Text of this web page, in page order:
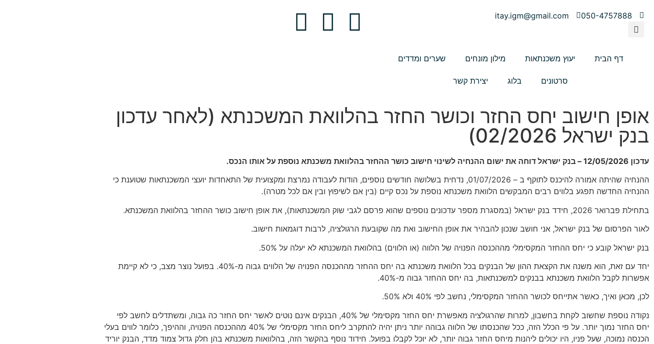
050-4757888
itay.igm@gmail.com
דף הבית יעוץ משכנתאות מילון מונחים שערים ומדדים
סרטונים בלוג יצירת קשר
אופן חישוב יחס החזר וכושר החזר בהלוואת המשכנתא (לאחר עדכון
בנק ישראל 02/2026)
עדכון 12/05/2026 – בנק ישראל דוחה את ישום ההנחיה לשינוי חישוב כושר ההחזר בהלוואת משכנתא נוספת על אותו הנכס.
ההנחיה שהיתה אמורה להיכנס לתוקף ב – 01/07/2026, נדחית בשלושה חודשים נוספים, הודות לעבודה נמרצת ומקצועית של התאחדות יועצי המשכנתאות שטוענת כי
ההנחיה החדשה תפגע בלווים רבים המבקשים הלוואת משכנתא נוספת על נכס קיים (בין אם לשיפוץ ובין אם לכל מטרה).
בתחילת פברואר 2026, חידד בנק ישראל (במסגרת מספר עדכונים נוספים שהוא פרסם לגבי שוק המשכנתאות), את אופן חישוב כושר ההחזר בהלוואת המשכנתא.
לאור הפרסום של בנק ישראל, אני חושב שנכון להבהיר את אופן החישוב ואת מה שקובעת הרגולציה, לרבות דוגמאות חישוב.
בנק ישראל קובע כי יחס ההחזר המקסימלי מההכנסה הפנויה של הלווה (או הלווים) בהלוואת המשכנתא לא יעלה על 50%.
יחד עם זאת, הוא משנה את הקצאת ההון של הבנקים בכל הלוואת משכנתא בה יחס ההחזר מההכנסה הפנויה של הלווים גבוה מ-40%. בפועל נוצר מצב, כי לא קיימת
אפשרות לקבל הלוואת משכנתא בבנקים למשכנתאות, בה יחס ההחזר גבוה מ-40%.
לכן, מכאן ואיך, כאשר אתייחס לכושר ההחזר המקסימלי, נחשב לפי 40% ולא 50%.
נקודה נוספת שחשוב לקחת בחשבון, למרות שהרגולציה מאפשרת יחס החזר מקסימלי של 40%, הבנקים אינם נוטים לאשר יחס החזר כה גבוה, ומשתדלים לחשב לפי
יחס החזר נמוך יותר. על פי הכלל הזה, ככל שהכנסתו של הלווה גבוהה יותר ניתן יהיה להתקרב ליחס החזר מקסימלי של 40% מההכנסה הפנויה, וההיפך, כלומר לווים בעלי
הכנסה נמוכה, שעל פניו, היו יכולים ליהנות מיחס החזר גבוה יותר, לא יוכל לקבלו בפועל. חידוד נוסף בהקשר הזה, בהלוואות משכנתא בהן חלק גדול צמוד מדד, הבנק יוריד